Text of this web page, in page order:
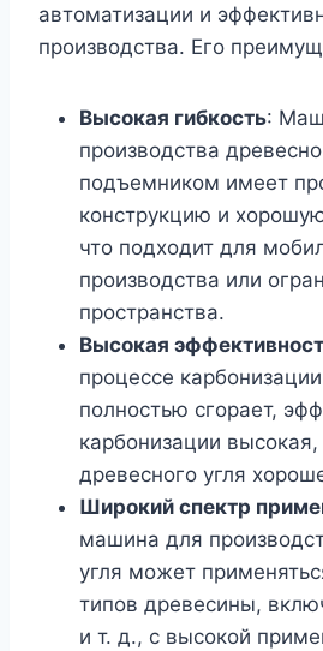
автоматизации и
производства. Его
Высокая гибкость:
производства
подъемником имеет
конструкцию и
что подходит для
производства или
пространства.
Высокая
процессе
полностью сгорает,
карбонизации
древесного угля
Широкий спектр
машина для
угля может
типов древесины,
и т. д., с высокой